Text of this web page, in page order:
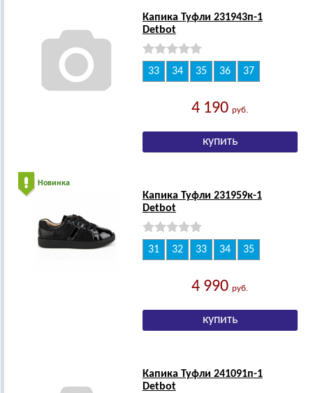
Капика Туфли 231943п-1
Detbot
33 34 35 36 37
4 190руб.
Новинка
Капика Туфли 231959к-1
Detbot
31 32 33 34 35
4 990руб.
Капика Туфли 241091п-1
Detbot